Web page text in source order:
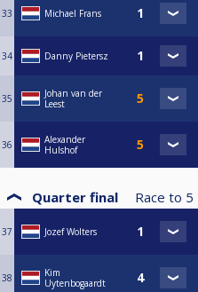
33 Michael Frans
34 Danny Pietersz
35
Johan van der
Leest
36
Alexander
Hulshof
Quarter final Race to 5
37 Jozef Wolters
38
Kim
Uytenbogaardt